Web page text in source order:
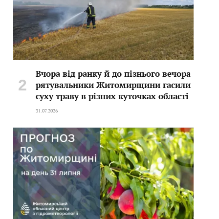
Вчора від ранку й до пізнього вечора
рятувальники Житомирщини гасили
суху траву в різних куточках області
31.07.2026